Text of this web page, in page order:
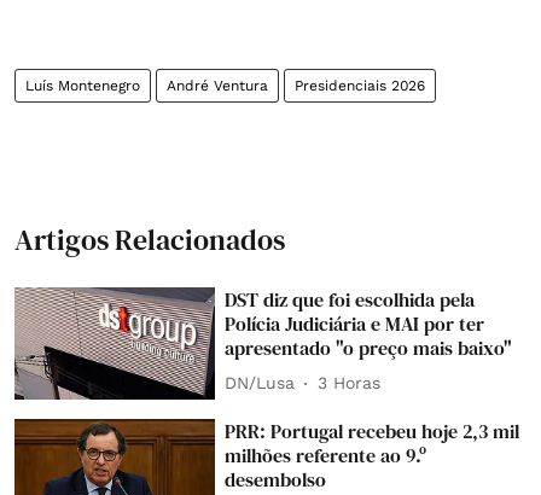
Luís Montenegro André Ventura Presidenciais 2026
Artigos Relacionados
DST diz que foi escolhida pela
Polícia Judiciária e MAI por ter
apresentado "o preço mais baixo"
DN/Lusa 3 Horas
PRR: Portugal recebeu hoje 2,3 mil
milhões referente ao 9.º
desembolso